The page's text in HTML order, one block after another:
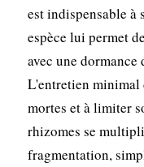
est indispensable à
espèce lui permet
avec une
L'entretien minimal
mortes et à limiter
rhizomes se
fragmentation,